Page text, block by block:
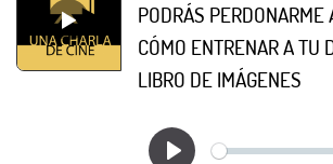
PODRÁS PERDONARME
CÓMO ENTRENAR A TU
LIBRO DE IMÁGENES